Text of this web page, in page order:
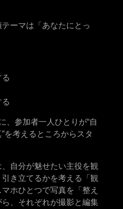
ーマは「あなたにとっ
る
る
、参加者一人ひとりが“自
を考えるところからスタ
自分が魅せたい主役を観
き立てるかを考える「観
ホひとつで写真を「整え
、それぞれが撮影と編集